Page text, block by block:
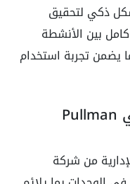
ذكي لتحقيق
بين الأنشطة
يضمن تجربة استخدام
أنواع ومساحات الوحدات في Pullman
من شركة